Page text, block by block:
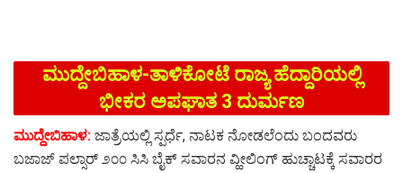
ಮುದ್ದೇಬಿಹಾಳ-ತಾಳಿಕೋಟೆ ರಾಜ್ಯ ಹೆದ್ದಾರಿಯಲ್ಲಿ
ಭೀಕರ ಅಪಘಾತ 3 ದುರ್ಮಣ
ಮುದ್ದೇಬಿಹಾಳ: ಜಾತ್ರೆಯಲ್ಲಿ ಸ್ಪರ್ಧೆ, ನಾಟಕ ನೋಡಲೆಂದು ಬಂದವರು
ಬಜಾಜ್ ಪಲ್ಸಾರ್ ೨೦೦ ಸಿಸಿ ಬೈಕ್ ಸವಾರನ ವ್ಹೀಲಿಂಗ್ ಹುಚ್ಚಾಟಕ್ಕೆ ಸವಾರರ